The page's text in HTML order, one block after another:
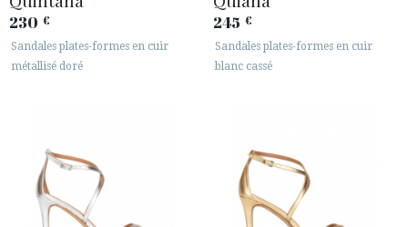
230 €
Sandales plates-formes en cuir
métallisé doré
245 €
Sandales plates-formes en cuir
blanc cassé